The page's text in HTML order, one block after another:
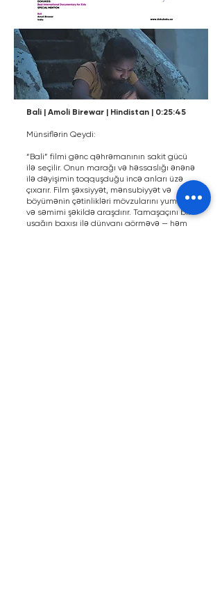
Bali | Amoli Birewar | Hindistan | 0:25:45
Münsiflərin Qeydi:
“Bali” filmi gənc qəhrəmanının sakit gücü
ilə seçilir. Onun marağı və həssaslığı ənənə
ilə dəyişimin toqquşduğu incə anları üzə
çıxarır. Film şəxsiyyət, mənsubiyyət və
böyümənin çətinlikləri mövzularını yumşaq
və səmimi şəkildə araşdırır. Tamaşaçını bir
uşağın baxışı ilə dünyanı görməyə — həm